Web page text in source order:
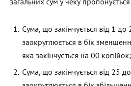
Сума, що закінчується від 1 до
заокруглюється в бік
яка закінчується на 00 копійок;
Сума, що закінчується від 25